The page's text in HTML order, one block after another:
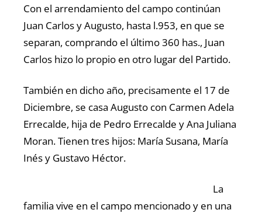
Con el arrendamiento del campo continúan
Juan Carlos y Augusto, hasta l.953, en que se
separan, comprando el último 360 has., Juan
Carlos hizo lo propio en otro lugar del Partido.
También en dicho año, precisamente el 17 de
Diciembre, se casa Augusto con Carmen Adela
Errecalde, hija de Pedro Errecalde y Ana Juliana
Moran. Tienen tres hijos: María Susana, María
Inés y Gustavo Héctor.
La
familia vive en el campo mencionado y en una